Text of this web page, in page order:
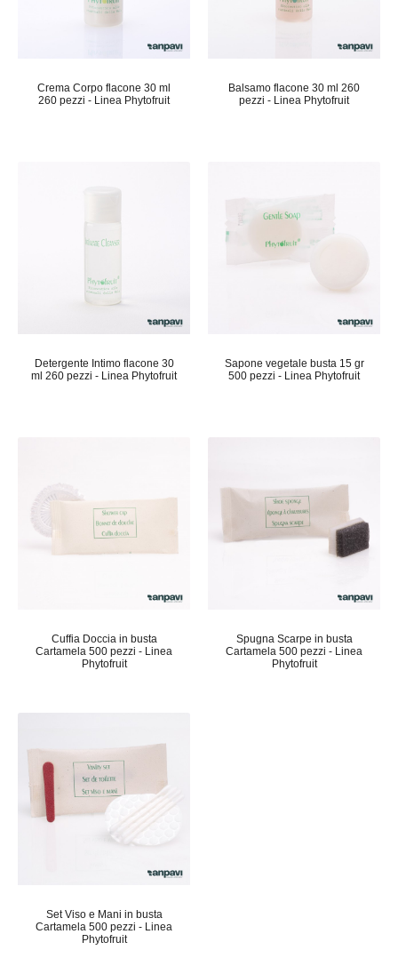
Crema Corpo flacone 30 ml
260 pezzi - Linea Phytofruit
Balsamo flacone 30 ml 260
pezzi - Linea Phytofruit
Detergente Intimo flacone 30
ml 260 pezzi - Linea Phytofruit
Sapone vegetale busta 15 gr
500 pezzi - Linea Phytofruit
Cuffia Doccia in busta
Cartamela 500 pezzi - Linea
Phytofruit
Spugna Scarpe in busta
Cartamela 500 pezzi - Linea
Phytofruit
Set Viso e Mani in busta
Cartamela 500 pezzi - Linea
Phytofruit